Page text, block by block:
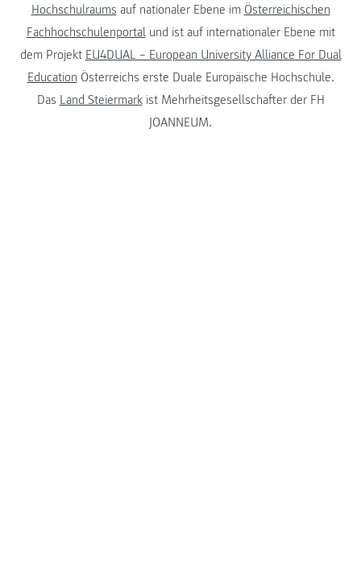
Hochschulraums auf nationaler Ebene im Österreichischen
Fachhochschulenportalund ist auf internationaler Ebene mit
dem Projekt EU4DUAL – European University Alliance For Dual
Education Österreichs erste Duale Europäische Hochschule.
Das Land Steiermarkist Mehrheitsgesellschafter der FH
JOANNEUM.